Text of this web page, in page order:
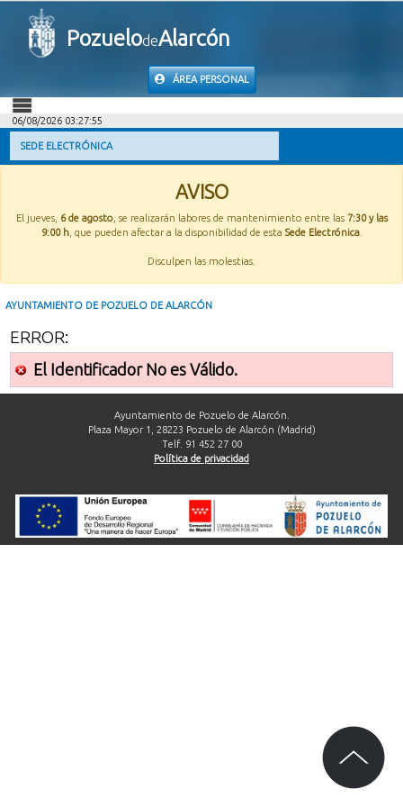
PozuelodeAlarcón
ÁREA PERSONAL
INICIO
INFORMACIÓN PÚBLICA
MI CARPETA
06/08/2026 03:27:55
SEDE ELECTRÓNICA
AVISO
El jueves, 6 de agosto, se realizarán labores de mantenimiento entre las 7:30 y las
9:00 h, que pueden afectar a la disponibilidad de esta Sede Electrónica.
Disculpen las molestias.
AYUNTAMIENTO DE POZUELO DE ALARCÓN
ERROR:
El Identificador No es Válido.
Ayuntamiento de Pozuelo de Alarcón.
Plaza Mayor 1, 28223 Pozuelo de Alarcón (Madrid)
Telf. 91 452 27 00
Política de privacidad